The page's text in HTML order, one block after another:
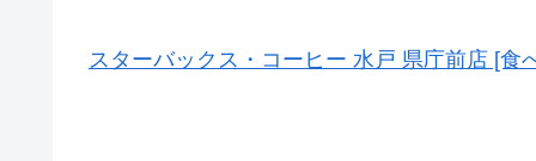
スターバックス・コーヒー 水戸 県庁前店 [食